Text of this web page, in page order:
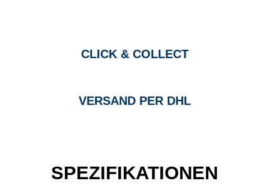
CLICK & COLLECT
VERSAND PER DHL
SPEZIFIKATIONEN